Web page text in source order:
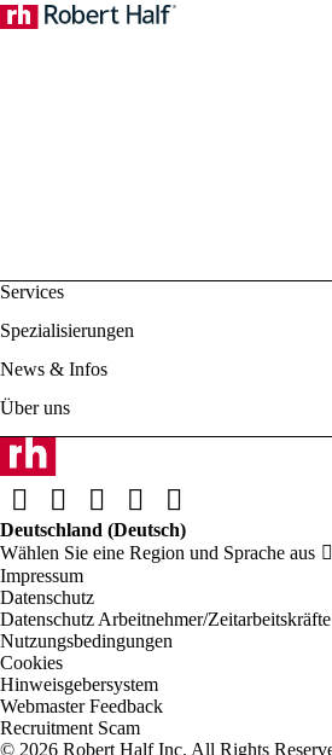
Impressum
Datenschutz
Datenschutz Arbeitnehmer/Zeitarbeitskräfte
Nutzungsbedingungen
Cookies
Hinweisgebersystem
Webmaster Feedback
Recruitment Scam